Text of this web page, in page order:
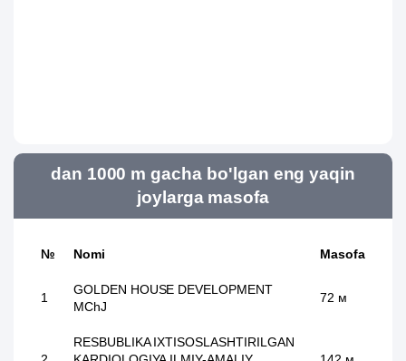
dan 1000 m gacha bo'lgan eng yaqin
joylarga masofa
№ Nomi Masofa
1
GOLDEN HOUSE DEVELOPMENT
MChJ
72 м
RESBUBLIKA IXTISOSLASHTIRILGAN